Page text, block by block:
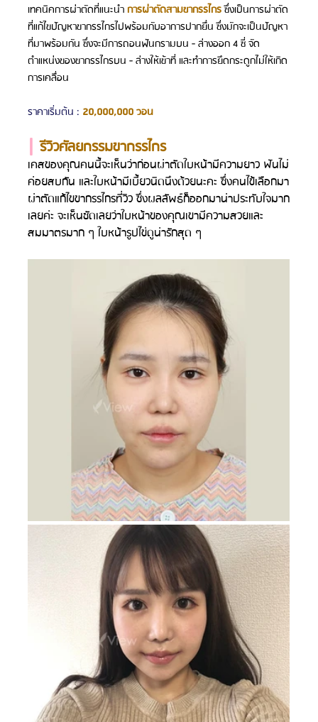
เทคนิคการผ่าตัดที่แนะนำ การผ่าตัดสามขากรรไกร ซึ่งเป็นการผ่าตัด
ที่แก้ไขปัญหาขากรรไกรไปพร้อมกับอาการปากยื่น ซึ่งมักจะเป็นปัญหา
ที่มาพร้อมกัน ซึ่งจะมีการถอนฟันกรามบน - ล่างออก 4 ซี่ จัด
ตำแหน่งของขากรรไกรบน - ล่างให้เข้าที่ และทำการยึดกระดูกไม่ให้เกิด
การเคลื่อน
ราคาเริ่มต้น : 20,000,000 วอน
| รีวิวศัลยกรรมขากรรไกร
เคสของคุณคนนี้จะเห็นว่าก่อนผ่าตัดใบหน้ามีความยาว ฟันไม่
ค่อยสบกัน และใบหน้ามีเบี้ยวนิดนึงด้วยนะคะ ซึ่งคนไข้เลือกมา
ผ่าตัดแก้ไขขากรรไกรที่วิว ซึ่งผลลัพธ์ก็ออกมาน่าประทับใจมาก
เลยค่ะ จะเห็นชัดเลยว่าใบหน้าของคุณเขามีความสวยและ
สมมาตรมาก ๆ ใบหน้ารูปไข่ดูน่ารักสุด ๆ